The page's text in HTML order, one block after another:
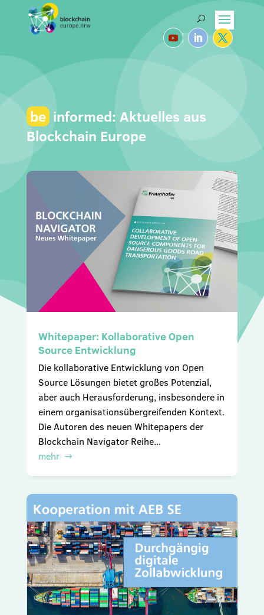
be informed: Aktuelles aus
Blockchain Europe
Whitepaper: Kollaborative Open
Source Entwicklung
Die kollaborative Entwicklung von Open
Source Lösungen bietet großes Potenzial,
aber auch Herausforderung, insbesondere in
einem organisationsübergreifenden Kontext.
Die Autoren des neuen Whitepapers der
Blockchain Navigator Reihe...
mehr